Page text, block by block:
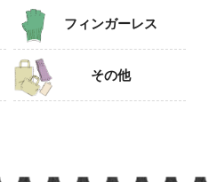
フィンガーレス
その他